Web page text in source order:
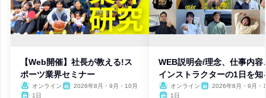
【Web開催】社長が教える!ス
ポーツ業界セミナー
オンライン
2026年8月・9月・10月
1日
WEB説明会/理念、仕事内容
インストラクターの1日を知
オンライン
2026年8月・9月・
1日